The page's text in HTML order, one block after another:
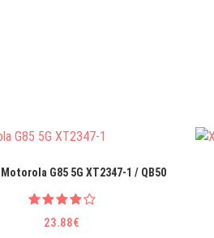
G85 5G XT2347-1 / QB50
23.88€